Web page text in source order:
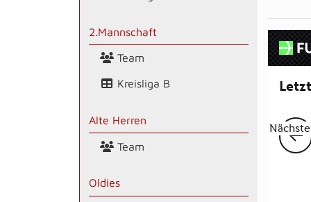
2.Mannschaft
Team
Kreisliga B
Alte Herren
Team
Oldies